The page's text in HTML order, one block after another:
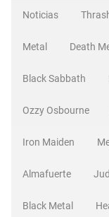
Noticias
Metal Death
Black Sabbath
Ozzy Osbourne
Iron Maiden
Almafuerte
Black Metal